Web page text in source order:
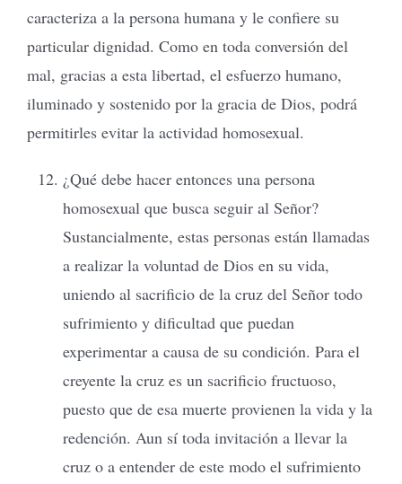
caracteriza a la persona humana y le confiere su
particular dignidad. Como en toda conversión del
mal, gracias a esta libertad, el esfuerzo humano,
iluminado y sostenido por la gracia de Dios, podrá
permitirles evitar la actividad homosexual.
¿Qué debe hacer entonces una persona
homosexual que busca seguir al Señor?
Sustancialmente, estas personas están llamadas
a realizar la voluntad de Dios en su vida,
uniendo al sacrificio de la cruz del Señor todo
sufrimiento y dificultad que puedan
experimentar a causa de su condición. Para el
creyente la cruz es un sacrificio fructuoso,
puesto que de esa muerte provienen la vida y la
redención. Aun sí toda invitación a llevar la
cruz o a entender de este modo el sufrimiento